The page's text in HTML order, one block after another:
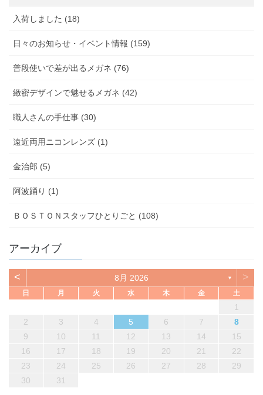
入荷しました (18)
日々のお知らせ・イベント情報 (159)
普段使いで差が出るメガネ (76)
緻密デザインで魅せるメガネ (42)
職人さんの手仕事 (30)
遠近両用ニコンレンズ (1)
金治郎 (5)
阿波踊り (1)
ＢＯＳＴＯＮスタッフひとりごと (108)
アーカイブ
< 8月 2026 ▼ >
日 月 火 水 木 金 土
1
2
3 4 5 6 7
8
9
10 11 12 13 14
15
16
17 18 19 20 21
22
23
24 25 26 27 28
29
30
31